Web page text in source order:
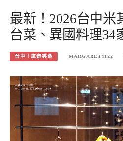
最新！2026台中米
台菜、異國料理34
台中｜旅遊美食 MARGARET1122